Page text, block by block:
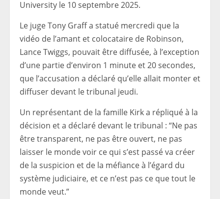
University le 10 septembre 2025.
Le juge Tony Graff a statué mercredi que la
vidéo de l’amant et colocataire de Robinson,
Lance Twiggs, pouvait être diffusée, à l’exception
d’une partie d’environ 1 minute et 20 secondes,
que l’accusation a déclaré qu’elle allait monter et
diffuser devant le tribunal jeudi.
Un représentant de la famille Kirk a répliqué à la
décision et a déclaré devant le tribunal : “Ne pas
être transparent, ne pas être ouvert, ne pas
laisser le monde voir ce qui s’est passé va créer
de la suspicion et de la méfiance à l’égard du
système judiciaire, et ce n’est pas ce que tout le
monde veut.”